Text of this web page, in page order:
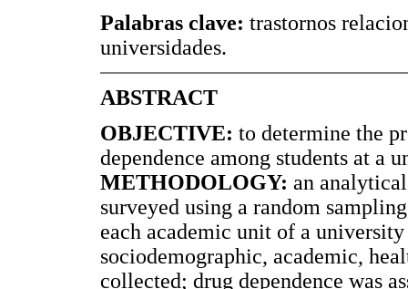
Palabras clave: trastornos
universidades.
ABSTRACT
OBJECTIVE: to determine the
dependence among students at
METHODOLOGY: an
surveyed using a random
each academic unit of a
sociodemographic, academic,
collected; drug dependence was